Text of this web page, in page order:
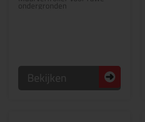
ondergronden
Bekijken